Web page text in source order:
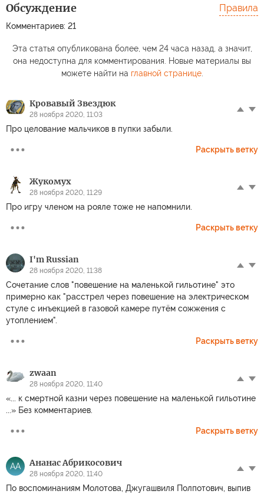
Обсуждение
Комментариев: 21
Правила
Эта статья опубликована более, чем 24 часа назад, а значит,
она недоступна для комментирования. Новые материалы вы
можете найти на главной странице.
Кровавый Звездюк
28 ноября 2020, 11:03
Про целование мальчиков в пупки забыли.
Раскрыть ветку
Жукомух
28 ноября 2020, 11:29
Про игру членом на рояле тоже не напомнили.
Раскрыть ветку
I'm Russian
28 ноября 2020, 11:38
Сочетание слов "повешение на маленькой гильотине" это
примерно как "расстрел через повешение на электрическом
стуле с инъекцией в газовой камере путём сожжения с
утоплением".
Раскрыть ветку
zwaan
28 ноября 2020, 11:40
«... к смертной казни через повешение на маленькой гильотине
...» Без комментариев.
Раскрыть ветку
АА Ананас Абрикосович
28 ноября 2020, 11:40
По воспоминаниям Молотова, Джугашвиля Полпотович, выпив